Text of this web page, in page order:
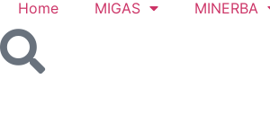
Home MIGAS MINERBA